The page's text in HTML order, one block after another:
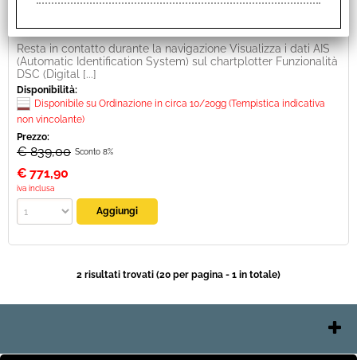
Unità di misura:
CONF
Resta in contatto durante la navigazione Visualizza i dati AIS
(Automatic Identification System) sul chartplotter Funzionalità
DSC (Digital [...]
Disponibilità:
Disponibile su Ordinazione in circa 10/20gg (Tempistica indicativa
non vincolante)
Prezzo:
€ 839,00 Sconto 8%
€ 771,90
iva inclusa
2 risultati trovati (20 per pagina - 1 in totale)